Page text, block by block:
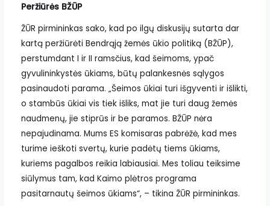
Peržiūrės BŽŪP
ŽŪR pirmininkas sako, kad po ilgų diskusijų sutarta dar
kartą peržiūrėti Bendrąją žemės ūkio politiką (BŽŪP),
perstumdant I ir II ramsčius, kad šeimoms, ypač
gyvulininkystės ūkiams, būtų palankesnės sąlygos
pasinaudoti parama. „Šeimos ūkiai turi išgyventi ir išlikti,
o stambūs ūkiai vis tiek išliks, mat jie turi daug žemės
naudmenų, jie stiprūs ir be paramos. BŽŪP nėra
nepajudinama. Mums ES komisaras pabrėžė, kad mes
turime ieškoti svertų, kurie padėtų tiems ūkiams,
kuriems pagalbos reikia labiausiai. Mes toliau teiksime
siūlymus tam, kad Kaimo plėtros programa
pasitarnautų šeimos ūkiams“, – tikina ŽŪR pirmininkas.